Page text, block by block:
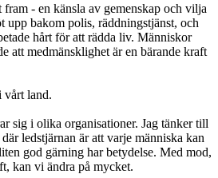
- en känsla av gemenskap och vilja
upp bakom polis, räddningstjänst, och
hårt för att rädda liv. Människor
att medmänsklighet är en bärande kraft
vårt land.
sig i olika organisationer. Jag tänker till
ledstjärnan är att varje människa kan
god gärning har betydelse. Med mod,
kan vi ändra på mycket.